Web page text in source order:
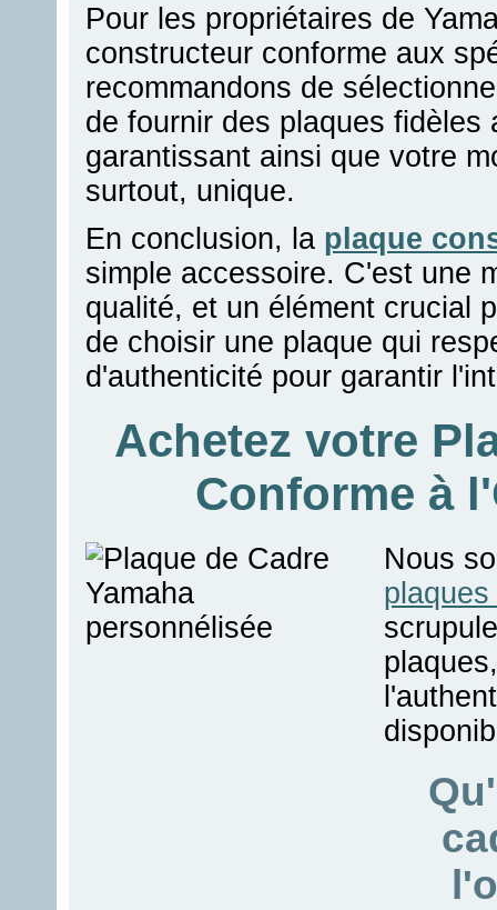
Pour les propriétaires de
constructeur conforme aux
recommandons de
de fournir des plaques fidèles
garantissant ainsi que votre
surtout, unique.
En conclusion, la plaque
simple accessoire. C'est une
qualité, et un élément crucial
de choisir une plaque qui
d'authenticité pour garantir
Achetez votre
Conforme à
Nous